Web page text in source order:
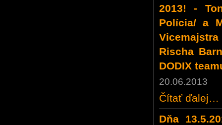
2013! -
Polícia/ a
Rischa
DODIX
20.06.2013
Čítať ďalej…
Dňa